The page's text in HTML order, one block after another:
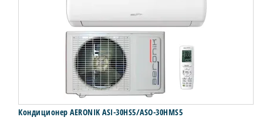
Кондиционер AERONIK ASI-30HS5/ASO-30HMS5